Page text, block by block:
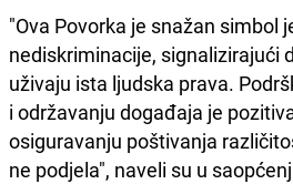
"Ova Povorka je snažan simbol
nediskriminacije, signalizirajući
uživaju ista ljudska prava.
i održavanju događaja je
osiguravanju poštivanja
ne podjela", naveli su u